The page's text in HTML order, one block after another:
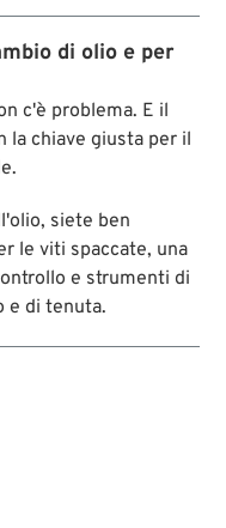
di olio e per
c'è problema. E il
la chiave giusta per il
siete ben
le viti spaccate, una
e strumenti di
e di tenuta.